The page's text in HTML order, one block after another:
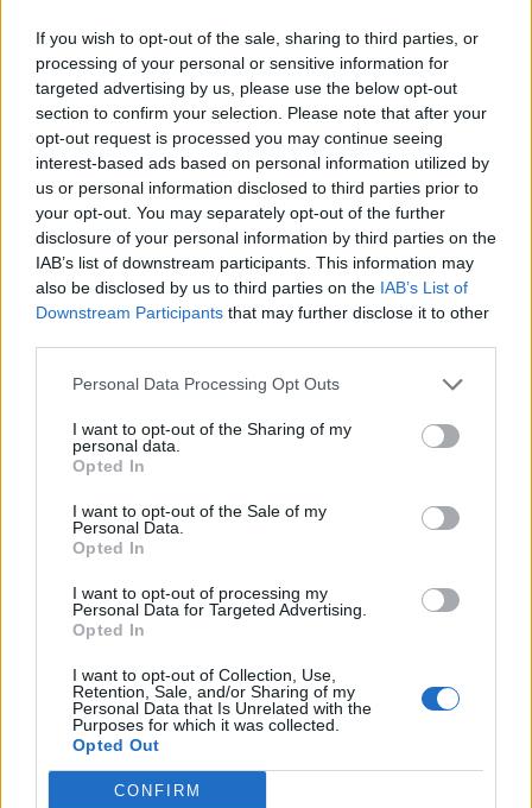
If you wish to opt-out of the sale, sharing to third parties, or
processing of your personal or sensitive information for
targeted advertising by us, please use the below opt-out
section to confirm your selection. Please note that after your
opt-out request is processed you may continue seeing
interest-based ads based on personal information utilized by
us or personal information disclosed to third parties prior to
your opt-out. You may separately opt-out of the further
disclosure of your personal information by third parties on the
IAB’s list of downstream participants. This information may
also be disclosed by us to third parties on the IAB’s List of
Downstream Participants that may further disclose it to other
Personal Data Processing Opt Outs
I want to opt-out of the Sharing of my
personal data.
Opted In
I want to opt-out of the Sale of my
Personal Data.
Opted In
I want to opt-out of processing my
Personal Data for Targeted Advertising.
Opted In
I want to opt-out of Collection, Use,
Retention, Sale, and/or Sharing of my
Personal Data that Is Unrelated with the
Purposes for which it was collected.
Opted Out
CONFIRM
youtube